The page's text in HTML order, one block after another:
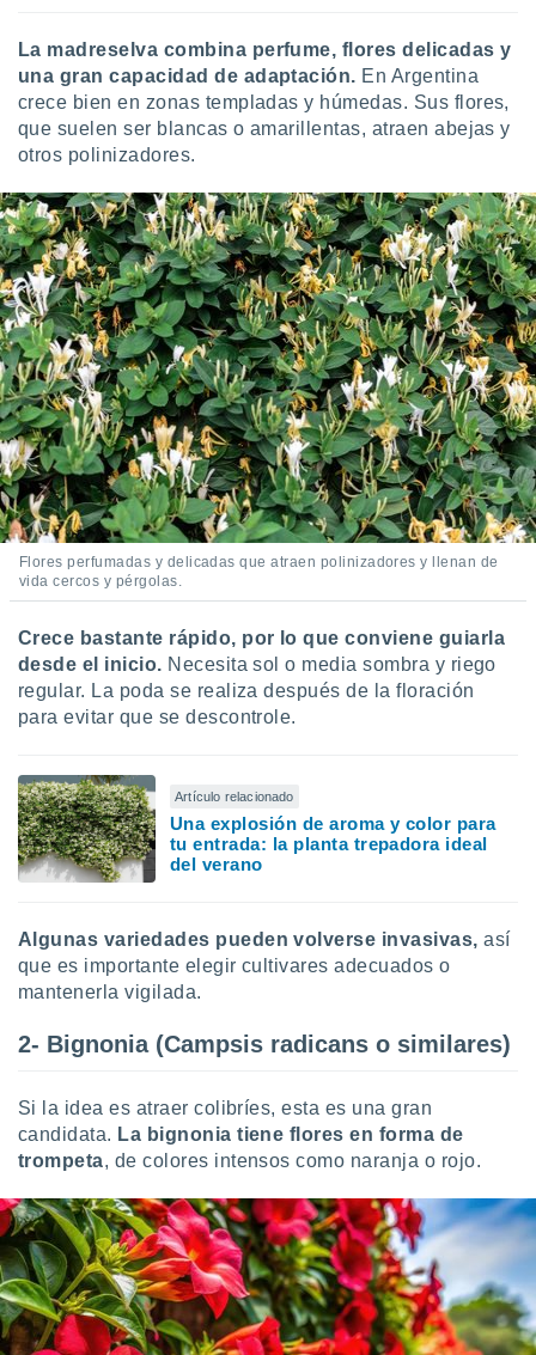
ni para
o
aunque
Puedes
acceder a
web a
abono
únicos
similares
como
IP
de
traten tus
a lo que
Para
su
u
en
en
un
o acceder
datos
La madreselva combina perfume, flores delicadas y
una gran capacidad de adaptación. En Argentina
crece bien en zonas templadas y húmedas. Sus flores,
que suelen ser blancas o amarillentas, atraen abejas y
otros polinizadores.
Flores perfumadas y delicadas que atraen polinizadores y llenan de
vida cercos y pérgolas.
Crece bastante rápido, por lo que conviene guiarla
desde el inicio. Necesita sol o media sombra y riego
regular. La poda se realiza después de la floración
para evitar que se descontrole.
Artículo relacionado
Una explosión de aroma y color para
tu entrada: la planta trepadora ideal
del verano
Algunas variedades pueden volverse invasivas, así
que es importante elegir cultivares adecuados o
mantenerla vigilada.
2- Bignonia (Campsis radicans o similares)
Si la idea es atraer colibríes, esta es una gran
candidata. La bignonia tiene flores en forma de
trompeta, de colores intensos como naranja o rojo.